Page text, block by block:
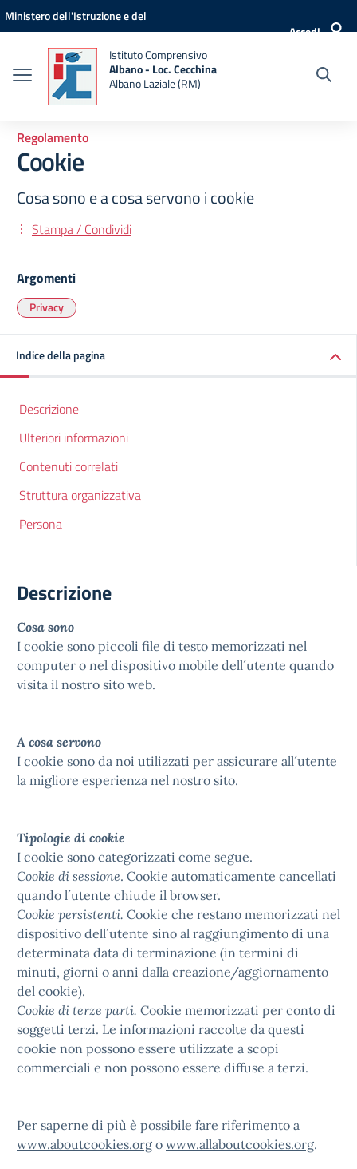
Vai ai contenuti
Vai al menu di navigazione
Vai al footer
Ministero dell'Istruzione e del
Accedi
Istituto Comprensivo
Albano - Loc. Cecchina
Albano Laziale (RM)
Regolamento
Cookie
Cosa sono e a cosa servono i cookie
Stampa / Condividi
Argomenti
Privacy
Indice della pagina
Descrizione
Ulteriori informazioni
Contenuti correlati
Struttura organizzativa
Persona
Descrizione
Cosa sono
I cookie sono piccoli file di testo memorizzati nel
computer o nel dispositivo mobile dell´utente quando
visita il nostro sito web.
A cosa servono
I cookie sono da noi utilizzati per assicurare all´utente
la migliore esperienza nel nostro sito.
Tipologie di cookie
I cookie sono categorizzati come segue.
Cookie di sessione. Cookie automaticamente cancellati
quando l´utente chiude il browser.
Cookie persistenti. Cookie che restano memorizzati nel
dispositivo dell´utente sino al raggiungimento di una
determinata data di terminazione (in termini di
minuti, giorni o anni dalla creazione/aggiornamento
del cookie).
Cookie di terze parti. Cookie memorizzati per conto di
soggetti terzi. Le informazioni raccolte da questi
cookie non possono essere utilizzate a scopi
commerciali e non possono essere diffuse a terzi.
Per saperne di più è possibile fare riferimento a
www.aboutcookies.org o www.allaboutcookies.org.